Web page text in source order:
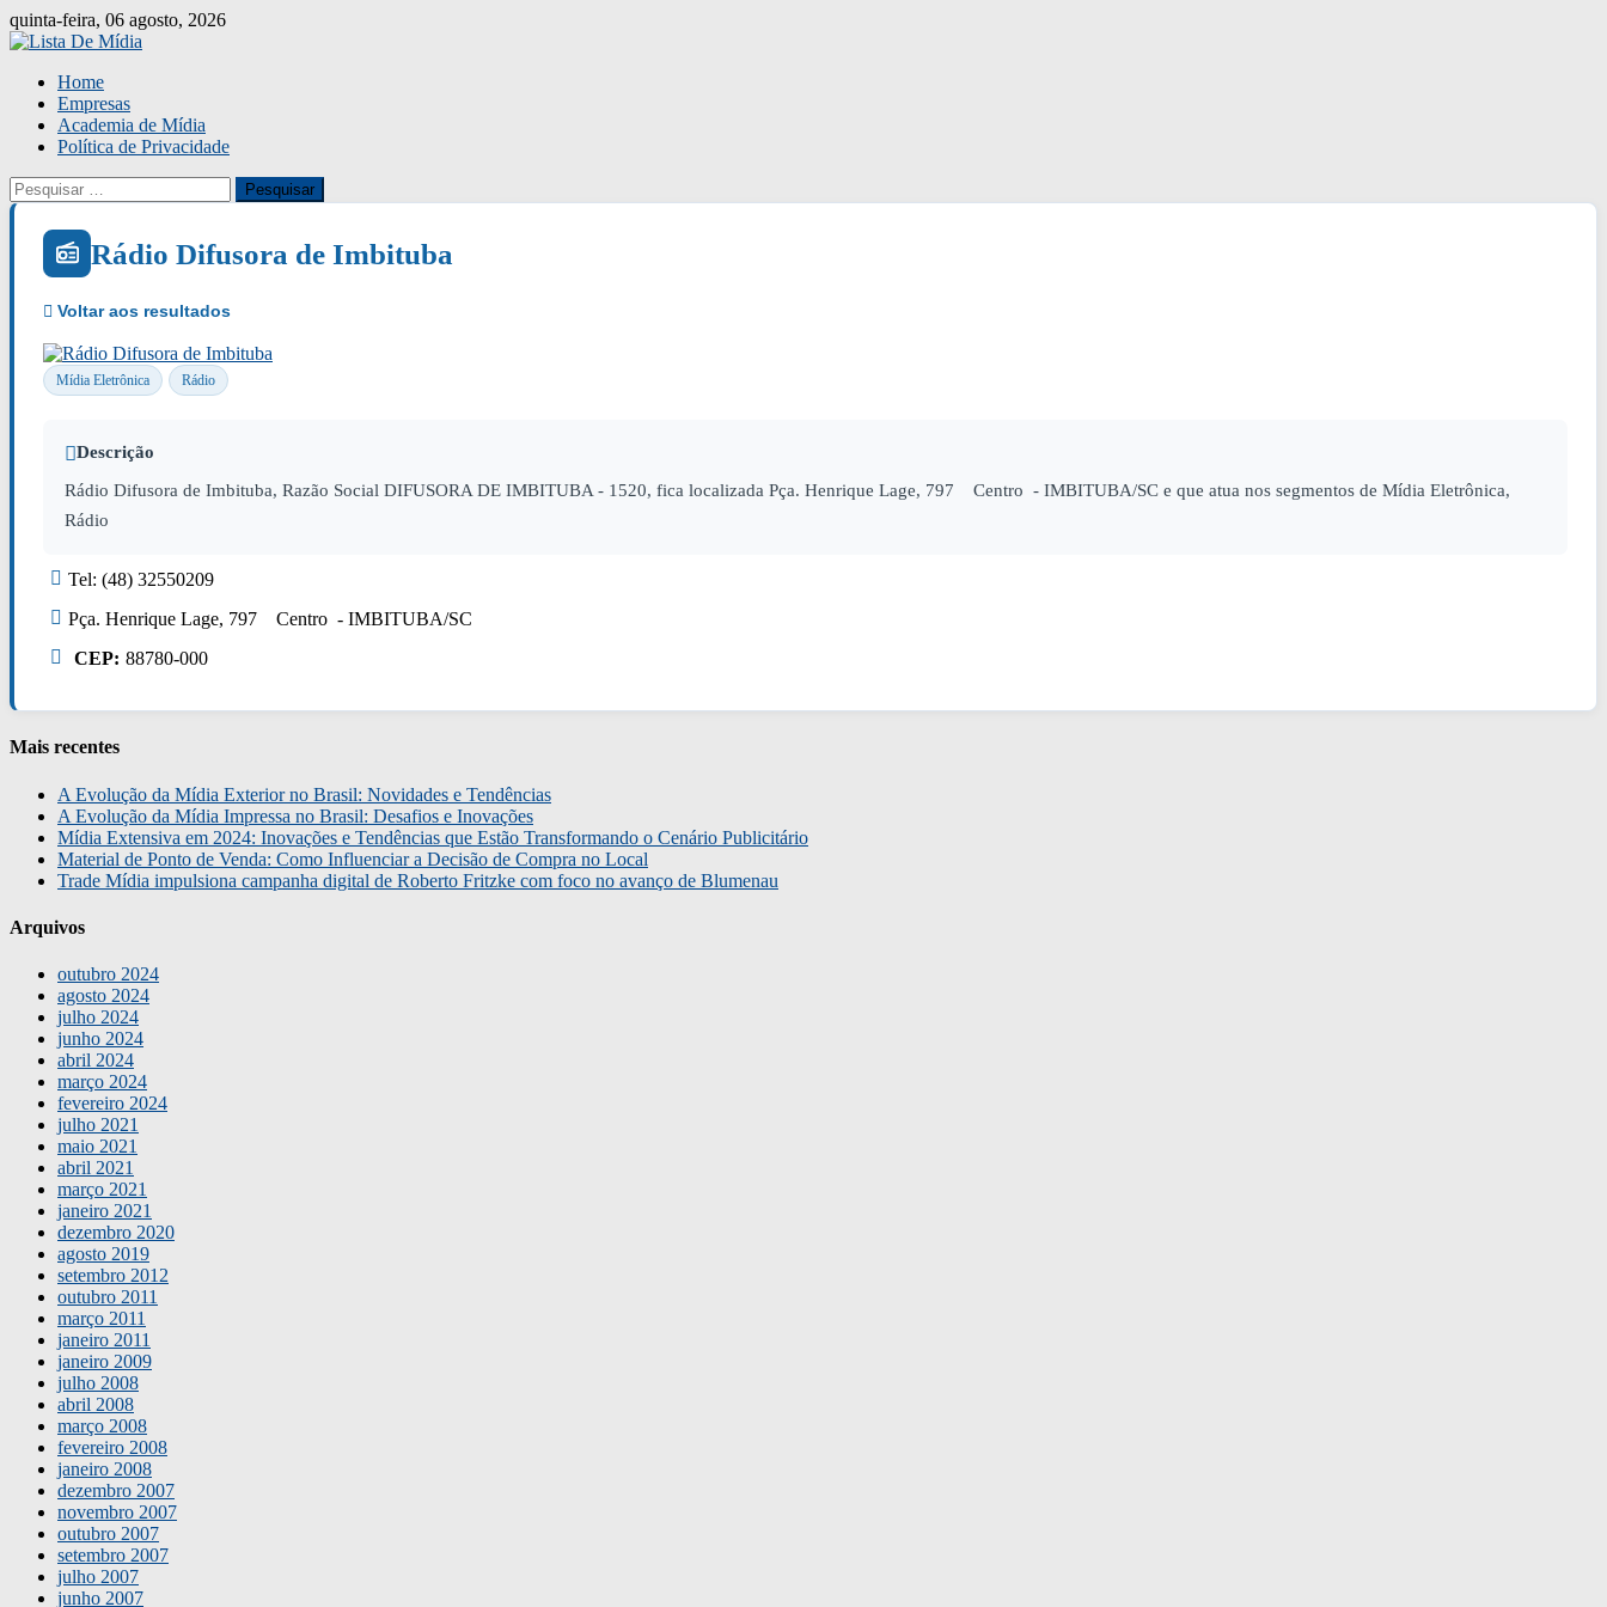
Skip
to
quinta-feira, 06 agosto, 2026
Home
Empresas
Academia de Mídia
Política de Privacidade
Pesquisar
por:
Rádio Difusora de Imbituba
Mídia Eletrônica Rádio
Descrição
Rádio Difusora de Imbituba, Razão Social DIFUSORA DE IMBITUBA - 1520, fica localizada Pça. Henrique Lage, 797 Centro - IMBITUBA/SC e que atua nos segmentos de Mídia Eletrônica,
Rádio
Tel: (48) 32550209
Pça. Henrique Lage, 797 Centro - IMBITUBA/SC
CEP: 88780-000
Mais recentes
A Evolução da Mídia Exterior no Brasil: Novidades e Tendências
A Evolução da Mídia Impressa no Brasil: Desafios e Inovações
Mídia Extensiva em 2024: Inovações e Tendências que Estão Transformando o Cenário Publicitário
Material de Ponto de Venda: Como Influenciar a Decisão de Compra no Local
Trade Mídia impulsiona campanha digital de Roberto Fritzke com foco no avanço de Blumenau
Arquivos
outubro 2024
agosto 2024
julho 2024
junho 2024
abril 2024
março 2024
fevereiro 2024
julho 2021
maio 2021
abril 2021
março 2021
janeiro 2021
dezembro 2020
agosto 2019
setembro 2012
outubro 2011
março 2011
janeiro 2011
janeiro 2009
julho 2008
abril 2008
março 2008
fevereiro 2008
janeiro 2008
dezembro 2007
novembro 2007
outubro 2007
setembro 2007
julho 2007
junho 2007